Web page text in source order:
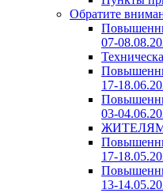
Обратите
07-
17-
03-
17-
13-